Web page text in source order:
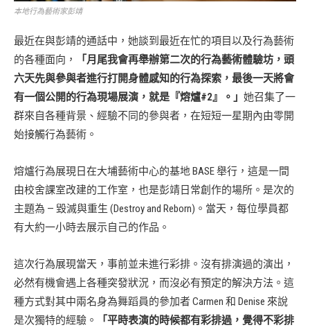
本地行為藝術家彭靖
最近在與彭靖的通話中，她談到最近在忙的項目以及行為藝術
的各種面向，
「月尾我會再舉辦第二次的行為藝術體驗坊，頭
六天先與參與者進行打開身體感知的行為探索，最後一天將會
有一個公開的行為現場展演，就是『熔爐#2』。」 她召集了一
群來自各種背景、經驗不同的參與者，在短短一星期內由零開
始接觸行為藝術。
熔爐行為展現日在大埔藝術中心的基地 BASE 舉行，這是一間
由校舍課室改建的工作室，也是彭靖日常創作的場所。是次的
主題為 — 毀滅與重生 (Destroy and Reborn)。當天，每位學員都
有大約一小時去展示自己的作品。
這次行為展現當天，事前並未進行彩排。沒有排演過的演出，
必然有機會遇上各種突發狀況，而沒必有預定的解決方法。這
種方式對其中兩名身為舞蹈員的參加者 Carmen 和 Denise 來說
是次獨特的經驗。
「平時表演的時候都有彩排過，覺得不彩排